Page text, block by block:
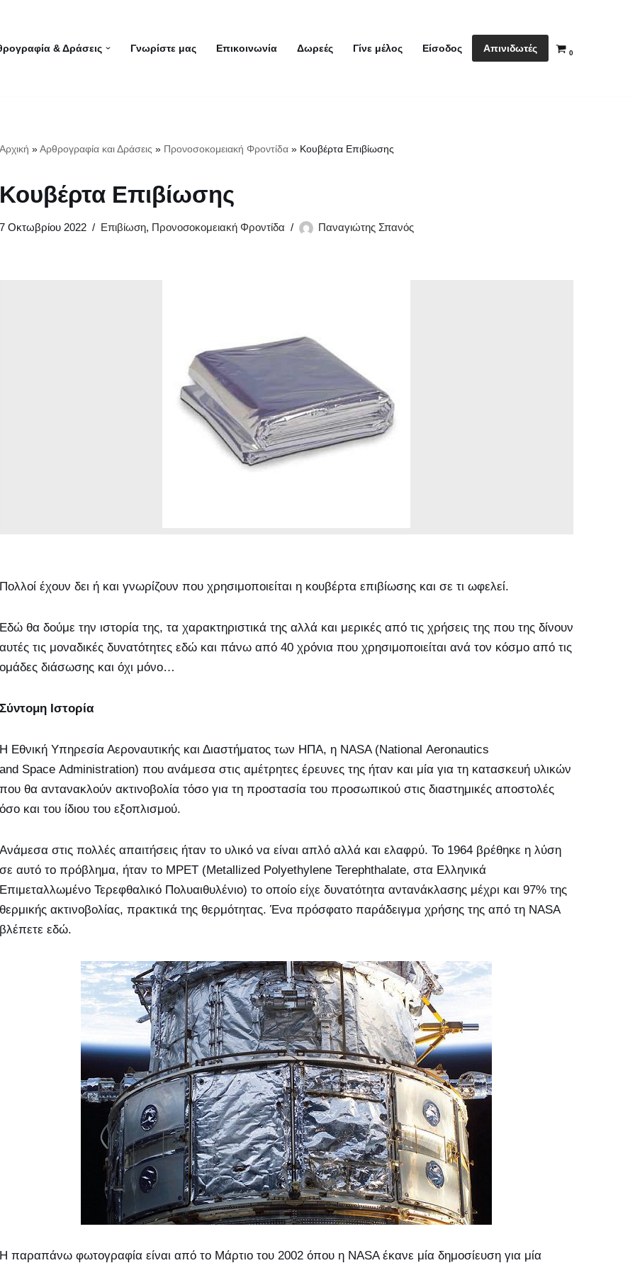
& Δράσεις Γνωρίστε μας Επικοινωνία Δωρεές Γίνε μέλος Είσοδος Απινιδωτές 0
Αρχική »Αρθρογραφία και Δράσεις » Προνοσοκομειακή Φροντίδα » Κουβέρτα Επιβίωσης
Κουβέρτα Επιβίωσης
7 Οκτωβρίου 2022 Επιβίωση, Προνοσοκομειακή Φροντίδα Παναγιώτης Σπανός
Πολλοί έχουν δει ή και γνωρίζουν που χρησιμοποιείται η κουβέρτα επιβίωσης και σε τι ωφελεί.
Εδώ θα δούμε την ιστορία της, τα χαρακτηριστικά της αλλά και μερικές από τις χρήσεις της που της δίνουν
αυτές τις μοναδικές δυνατότητες εδώ και πάνω από 40 χρόνια που χρησιμοποιείται ανά τον κόσμο από τις
ομάδες διάσωσης και όχι μόνο…
Σύντομη Ιστορία
Η Εθνική Υπηρεσία Αεροναυτικής και Διαστήματος των ΗΠΑ, η NASA (National Aeronautics
and Space Administration) που ανάμεσα στις αμέτρητες έρευνες της ήταν και μία για τη κατασκευή υλικών
που θα αντανακλούν ακτινοβολία τόσο για τη προστασία του προσωπικού στις διαστημικές αποστολές
όσο και του ίδιου του εξοπλισμού.
Ανάμεσα στις πολλές απαιτήσεις ήταν το υλικό να είναι απλό αλλά και ελαφρύ. Το 1964 βρέθηκε η λύση
σε αυτό το πρόβλημα, ήταν το MPET (Metallized Polyethylene Terephthalate, στα Ελληνικά
Επιμεταλλωμένο Τερεφθαλικό Πολυαιθυλένιο) το οποίο είχε δυνατότητα αντανάκλασης μέχρι και 97% της
θερμικής ακτινοβολίας, πρακτικά της θερμότητας. Ένα πρόσφατο παράδειγμα χρήσης της από τη NASA
βλέπετε εδώ.
Η παραπάνω φωτογραφία είναι από το Μάρτιο του 2002 όπου η NASA έκανε μία δημοσίευση για μία